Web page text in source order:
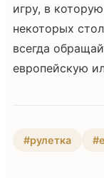
игру, в
некоторых
всегда
европейскую
#рулетка